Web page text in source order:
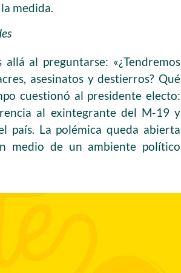
medida.
al preguntarse: «¿Tendremos
asesinatos y destierros? Qué
cuestionó al presidente electo:
al exintegrante del M-19 y
país. La polémica queda abierta
medio de un ambiente político